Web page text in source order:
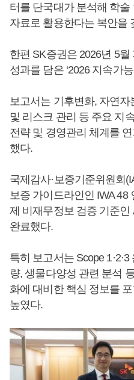
터를 단국대가 분석해 학
자료로 활용한다는 복안을
한편 SK증권은 2026년 5
성과를 담은 ‘2026 지속가
보고서는 기후변화, 자연
및 리스크 관리 등 주요 지
전략 및 경영관리 체계를
했다.
국제감사·보증기준위원회
보증 가이드라인인 IWA
제 비재무정보 검증 기준인
완료했다.
특히 보고서는 Scope
량, 생물다양성 관련 분석
화에 대비한 핵심 정보를
높였다.